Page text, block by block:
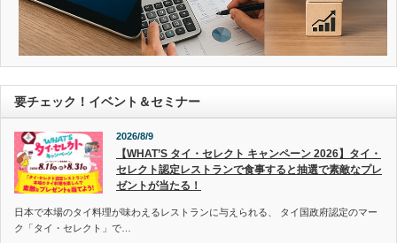
要チェック！イベント＆セミナー
2026/8/9
【WHAT’S タイ・セレクト キャンペーン 2026】タイ・
セレクト認定レストランで食事すると抽選で素敵なプレ
ゼントが当たる！
日本で本場のタイ料理が味わえるレストランに与えられる、 タイ国政府認定のマー
ク「タイ・セレクト」で…